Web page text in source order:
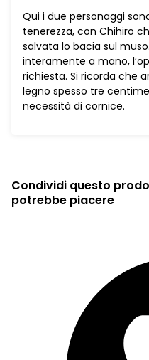
Qui i due personaggi
tenerezza, con Chihiro
salvata lo bacia sul
interamente a mano,
richiesta. Si ricorda che
legno spesso tre
necessità di cornice.
Condividi questo
potrebbe piacere